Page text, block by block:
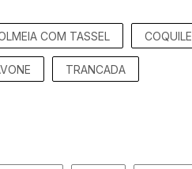
COM TASSEL COQUILE
TRANCADA